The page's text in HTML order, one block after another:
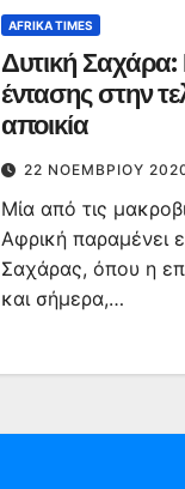
AFRIKA TIMES
Δυτική
έντασης στην
αποικία
22 ΝΟΕΜΒΡΊΟΥ
Μία από τις
Αφρική παραμένει
Σαχάρας, όπου η
και σήμερα,…